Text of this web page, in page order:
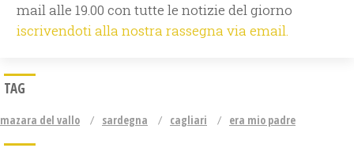
mail alle 19.00 con tutte le notizie del giorno
iscrivendoti alla nostra rassegna via email.
TAG
mazara del vallo sardegna cagliari era mio padre